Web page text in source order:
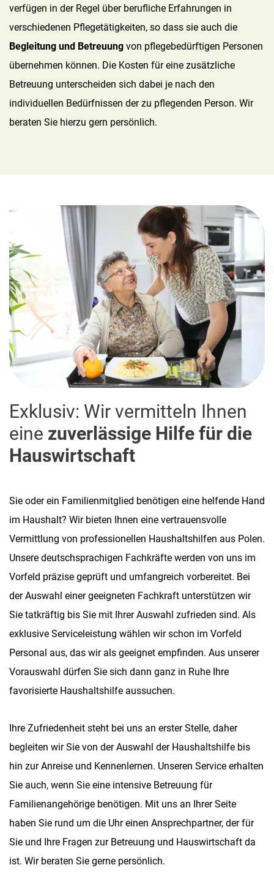
verfügen in der Regel über berufliche Erfahrungen in
verschiedenen Pflegetätigkeiten, so dass sie auch die
Begleitung und Betreuung von pflegebedürftigen Personen
übernehmen können. Die Kosten für eine zusätzliche
Betreuung unterscheiden sich dabei je nach den
individuellen Bedürfnissen der zu pflegenden Person. Wir
beraten Sie hierzu gern persönlich.
Exklusiv: Wir vermitteln Ihnen
eine zuverlässige Hilfe für die
Hauswirtschaft
Sie oder ein Familienmitglied benötigen eine helfende Hand
im Haushalt? Wir bieten Ihnen eine vertrauensvolle
Vermittlung von professionellen Haushaltshilfen aus Polen.
Unsere deutschsprachigen Fachkräfte werden von uns im
Vorfeld präzise geprüft und umfangreich vorbereitet. Bei
der Auswahl einer geeigneten Fachkraft unterstützen wir
Sie tatkräftig bis Sie mit Ihrer Auswahl zufrieden sind. Als
exklusive Serviceleistung wählen wir schon im Vorfeld
Personal aus, das wir als geeignet empfinden. Aus unserer
Vorauswahl dürfen Sie sich dann ganz in Ruhe Ihre
favorisierte Haushaltshilfe aussuchen.
Ihre Zufriedenheit steht bei uns an erster Stelle, daher
begleiten wir Sie von der Auswahl der Haushaltshilfe bis
hin zur Anreise und Kennenlernen. Unseren Service erhalten
Sie auch, wenn Sie eine intensive Betreuung für
Familienangehörige benötigen. Mit uns an Ihrer Seite
haben Sie rund um die Uhr einen Ansprechpartner, der für
Sie und Ihre Fragen zur Betreuung und Hauswirtschaft da
ist. Wir beraten Sie gerne persönlich.